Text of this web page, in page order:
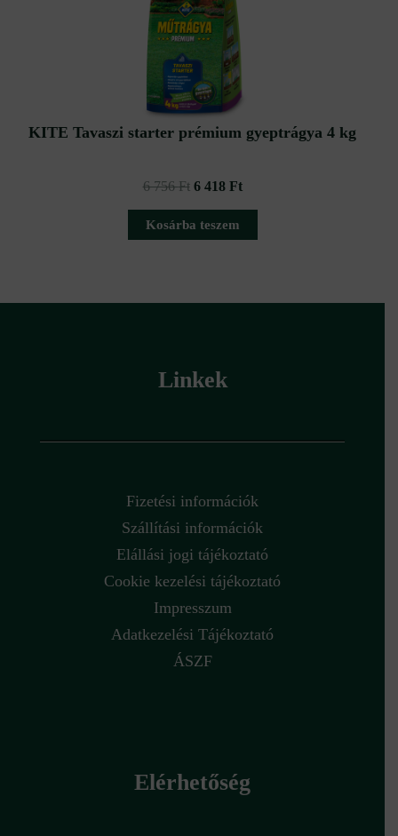
KITE Tavaszi starter prémium gyeptrágya 4 kg
6 756Ft
6
756 Ft.
6 418 Ft
Kosárba teszem
Linkek
Fizetési információk
Szállítási információk
Elállási jogi tájékoztató
Cookie kezelési tájékoztató
Impresszum
Adatkezelési Tájékoztató
ÁSZF
Elérhetőség